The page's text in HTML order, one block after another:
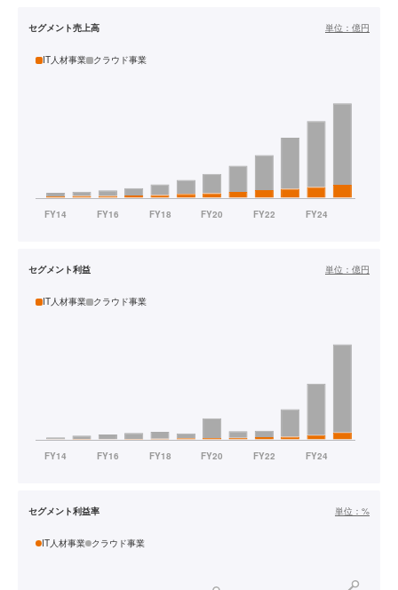
セグメント売上高 単位： 億円
IT人材事業 クラウド事業
セグメント利益 単位： 億円
IT人材事業 クラウド事業
セグメント利益率 単位： %
IT人材事業 クラウド事業